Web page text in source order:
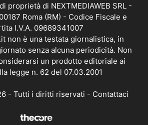
proprietà di NEXTMEDIAWEB SRL -
Roma (RM) - Codice Fiscale e
I.V.A. 09689341007
non è una testata giornalistica, in
senza alcuna periodicità. Non
un prodotto editoriale ai
legge n. 62 del 07.03.2001
- Tutti i diritti riservati - Contattaci